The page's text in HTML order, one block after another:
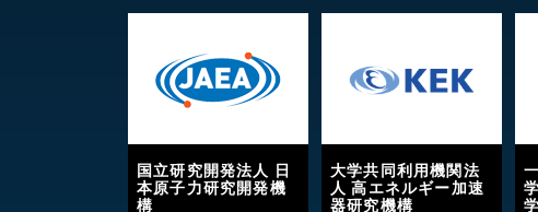
国立研究開発法人 日
本原子力研究開発機
構
大学共同利用機関法
人 高エネルギー加速
器研究機構